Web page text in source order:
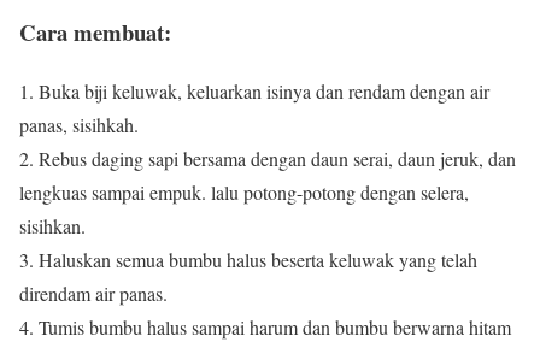
Cara membuat:
1. Buka biji keluwak, keluarkan isinya dan rendam dengan air
panas, sisihkah.
2. Rebus daging sapi bersama dengan daun serai, daun jeruk, dan
lengkuas sampai empuk. lalu potong-potong dengan selera,
sisihkan.
3. Haluskan semua bumbu halus beserta keluwak yang telah
direndam air panas.
4. Tumis bumbu halus sampai harum dan bumbu berwarna hitam